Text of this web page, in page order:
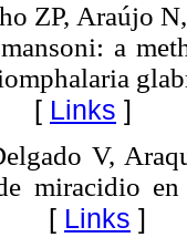
ZP, Araújo
a
Links ]
V,
miracidio
[ Links ]